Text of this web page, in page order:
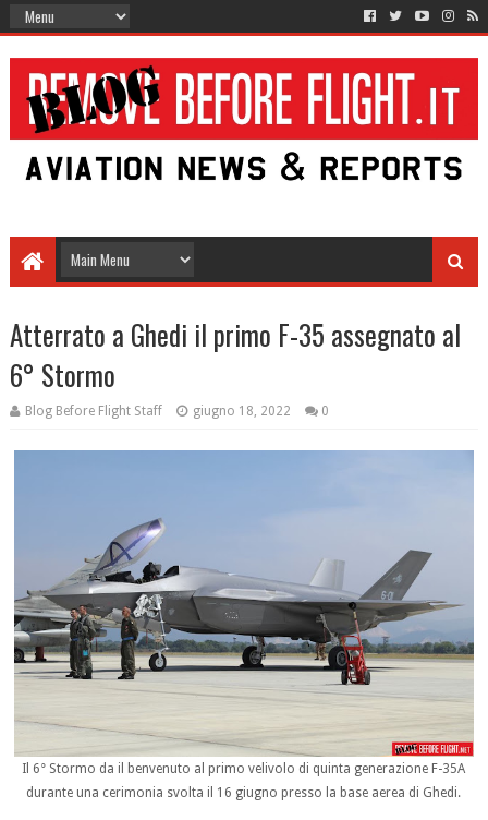
Atterrato a Ghedi il primo F-35 assegnato al
6° Stormo
Blog Before Flight Staff giugno 18, 2022 0
Il 6° Stormo da il benvenuto al primo velivolo di quinta generazione F-35A
durante una cerimonia svolta il 16 giugno presso la base aerea di Ghedi.